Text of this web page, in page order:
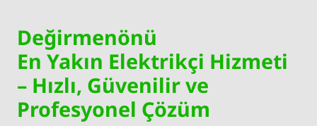
Değirmenönü
En Yakın Elektrikçi Hizmeti
– Hızlı, Güvenilir ve
Profesyonel Çözüm